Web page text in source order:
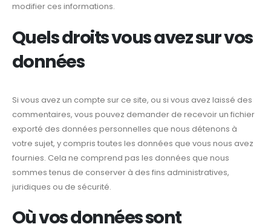
modifier ces informations.
Quels droits vous avez sur vos
données
Si vous avez un compte sur ce site, ou si vous avez laissé des
commentaires, vous pouvez demander de recevoir un fichier
exporté des données personnelles que nous détenons à
votre sujet, y compris toutes les données que vous nous avez
fournies. Cela ne comprend pas les données que nous
sommes tenus de conserver à des fins administratives,
juridiques ou de sécurité.
Où vos données sont